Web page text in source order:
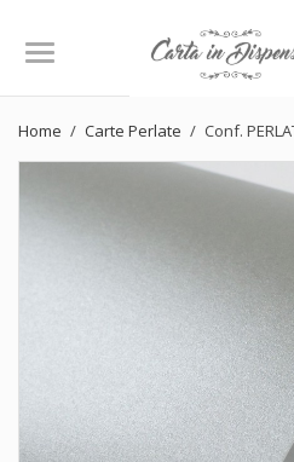
Home Carte Perlate Conf.